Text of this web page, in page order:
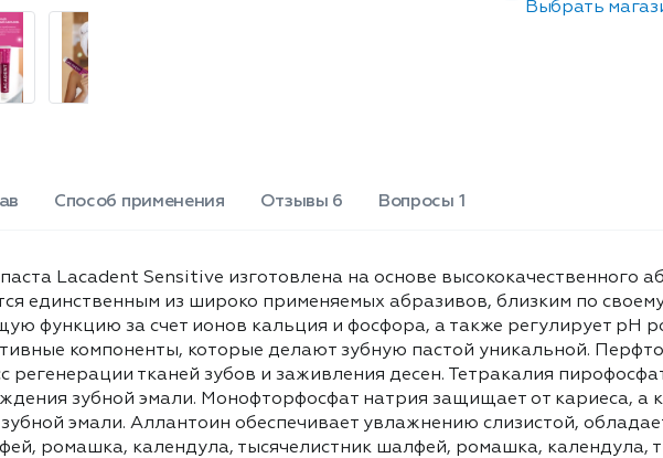
регенерации тканей зубов и
заживления десен. Тетракалия
пирофосфат способствует
растворению зубного налета без
повреждения зубной эмали.
здоровой зубной эмали. Аллантоин
шалфей, ромашка, календула,
тысячелистник шалфей, ромашка,
календула, тысячелистник, зверобой,
подорожник - оказывает
направленное защитное,
успокаивающее действие на
слизистую рта. Объем: 75мл.
Выбрать
Способ применения Отзывы 6 Вопросы 1
Lacadent Sensitive изготовлена на основе высококачественного
единственным из широко применяемых абразивов, близким по своему
функцию за счет ионов кальция и фосфора, а также регулирует pH
компоненты, которые делают зубную пастой уникальной.
тканей зубов и заживления десен. Тетракалия
зубной эмали. Монофторфосфат натрия защищает от кариеса, а
эмали. Аллантоин обеспечивает увлажнению слизистой,
ромашка, календула, тысячелистник шалфей, ромашка, календула,